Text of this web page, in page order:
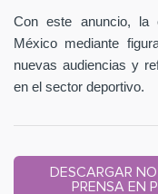
Con este anuncio, la
México mediante
nuevas audiencias y
en el sector deportivo.
DESCARGAR
PRENSA EN